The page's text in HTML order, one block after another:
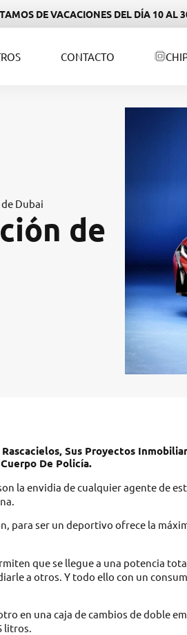
DE VACACIONES DEL DÍA 10 AL
CONTACTO
Dubai
de
Sus Proyectos
De Policía.
la envidia de cualquier agente de
para ser un deportivo ofrece la
que se llegue a una potencia total
a otros. Y todo ello con un
en una caja de cambios de doble
litros.